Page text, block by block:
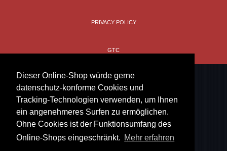
Dieser Online-Shop würde gerne
datenschutz-konforme Cookies und
Tracking-Technologien verwenden, um Ihnen
ein angenehmeres Surfen zu ermöglichen.
Ohne Cookies ist der Funktionsumfang des
Online-Shops eingeschränkt. Mehr erfahren
PRIVACY POLICY
GTC